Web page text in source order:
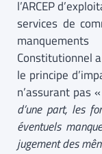
l’ARCEP
services de
Constitutionnel
le principe
n’assurant pas «
d’une part, les
éventuels
jugement des